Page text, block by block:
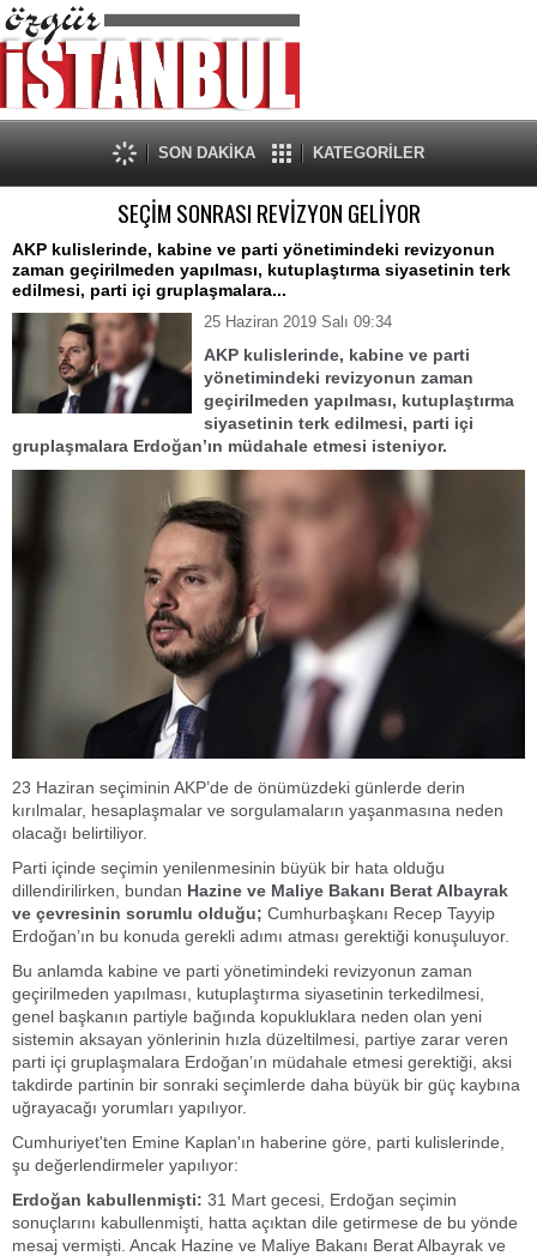
SON DAKİKA KATEGORİLER
SEÇİM SONRASI REVİZYON GELİYOR
AKP kulislerinde, kabine ve parti yönetimindeki revizyonun
zaman geçirilmeden yapılması, kutuplaştırma siyasetinin terk
edilmesi, parti içi gruplaşmalara...
25 Haziran 2019 Salı 09:34
AKP kulislerinde, kabine ve parti
yönetimindeki revizyonun zaman
geçirilmeden yapılması, kutuplaştırma
siyasetinin terk edilmesi, parti içi
gruplaşmalara Erdoğan’ın müdahale etmesi isteniyor.
23 Haziran seçiminin AKP’de de önümüzdeki günlerde derin
kırılmalar, hesaplaşmalar ve sorgulamaların yaşanmasına neden
olacağı belirtiliyor.
Parti içinde seçimin yenilenmesinin büyük bir hata olduğu
dillendirilirken, bundan Hazine ve Maliye Bakanı Berat Albayrak
ve çevresinin sorumlu olduğu; Cumhurbaşkanı Recep Tayyip
Erdoğan’ın bu konuda gerekli adımı atması gerektiği konuşuluyor.
Bu anlamda kabine ve parti yönetimindeki revizyonun zaman
geçirilmeden yapılması, kutuplaştırma siyasetinin terkedilmesi,
genel başkanın partiyle bağında kopukluklara neden olan yeni
sistemin aksayan yönlerinin hızla düzeltilmesi, partiye zarar veren
parti içi gruplaşmalara Erdoğan’ın müdahale etmesi gerektiği, aksi
takdirde partinin bir sonraki seçimlerde daha büyük bir güç kaybına
uğrayacağı yorumları yapılıyor.
Cumhuriyet'ten Emine Kaplan'ın haberine göre, parti kulislerinde,
şu değerlendirmeler yapılıyor:
Erdoğan kabullenmişti: 31 Mart gecesi, Erdoğan seçimin
sonuçlarını kabullenmişti, hatta açıktan dile getirmese de bu yönde
mesaj vermişti. Ancak Hazine ve Maliye Bakanı Berat Albayrak ve